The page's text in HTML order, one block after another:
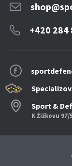
Sport &
K Žižkovu 97/
+420 284